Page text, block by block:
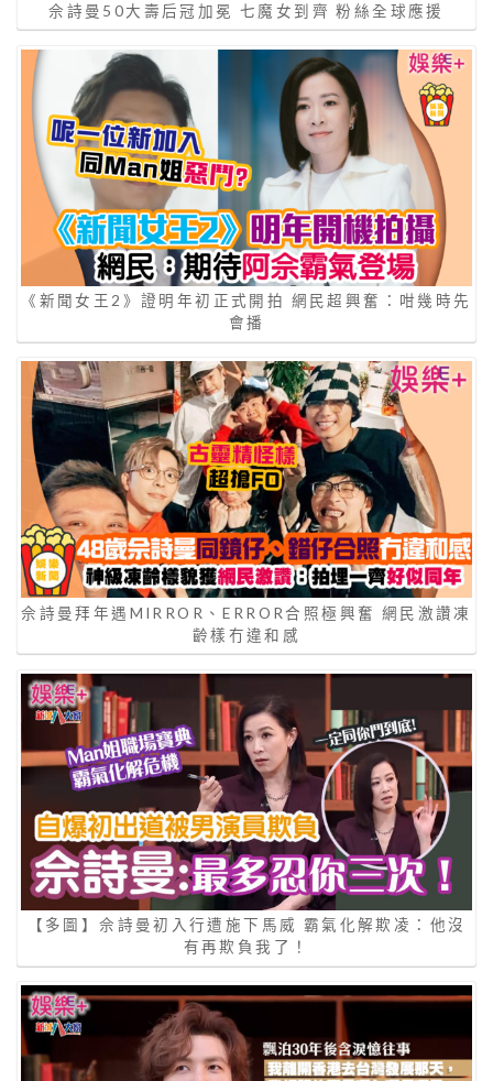
佘詩曼50大壽后冠加冕 七魔女到齊 粉絲全球應援
《新聞女王2》證明年初正式開拍 網民超興奮：咁幾時先
會播
佘詩曼拜年遇MIRROR、ERROR合照極興奮 網民激讚凍
齡樣冇違和感
【多圖】佘詩曼初入行遭施下馬威 霸氣化解欺凌：他沒
有再欺負我了！